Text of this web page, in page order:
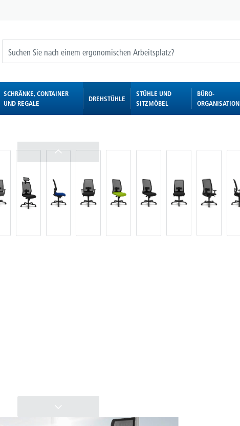
SCHRÄNKE, CONTAINER
UND REGALE
DREHSTÜHLE
STÜHLE UND
SITZMÖBEL
BÜRO-
ORGANISATION